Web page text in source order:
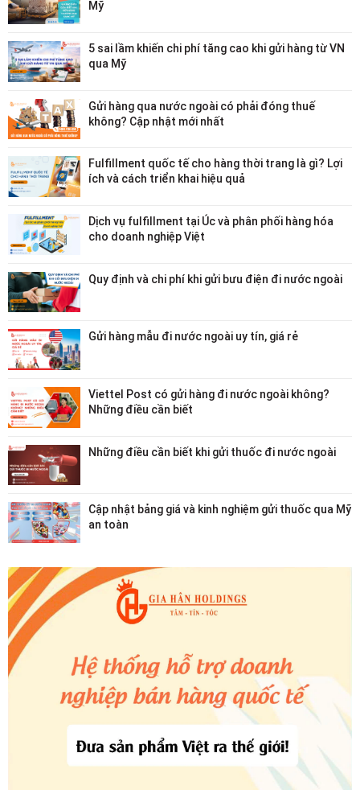
Mỹ
5 sai lầm khiến chi phí tăng cao khi gửi hàng từ VN
qua Mỹ
Gửi hàng qua nước ngoài có phải đóng thuế
không? Cập nhật mới nhất
Fulfillment quốc tế cho hàng thời trang là gì? Lợi
ích và cách triển khai hiệu quả
Dịch vụ fulfillment tại Úc và phân phối hàng hóa
cho doanh nghiệp Việt
Quy định và chi phí khi gửi bưu điện đi nước ngoài
Gửi hàng mẫu đi nước ngoài uy tín, giá rẻ
Viettel Post có gửi hàng đi nước ngoài không?
Những điều cần biết
Những điều cần biết khi gửi thuốc đi nước ngoài
Cập nhật bảng giá và kinh nghiệm gửi thuốc qua Mỹ
an toàn